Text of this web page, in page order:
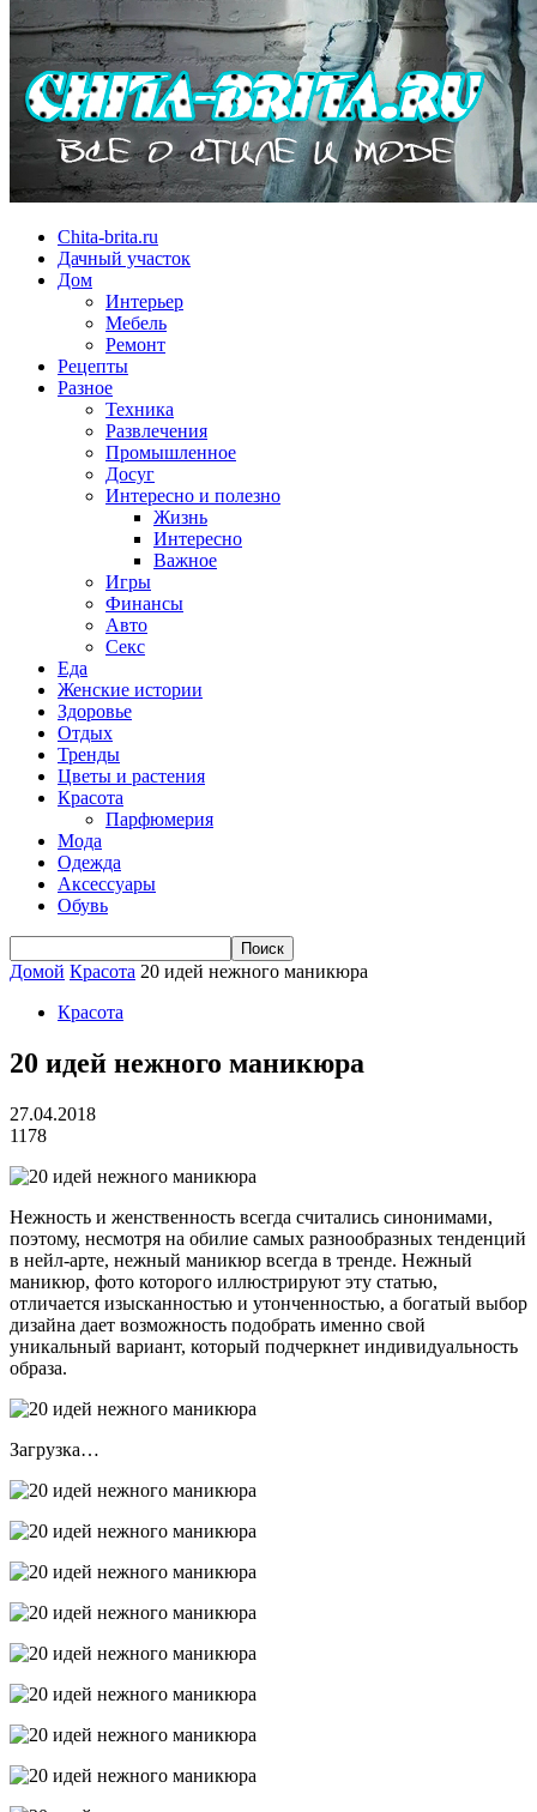
Chita-brita.ru
Дачный участок
Дом
Интерьер
Мебель
Ремонт
Рецепты
Разное
Техника
Развлечения
Промышленное
Досуг
Интересно и полезно
Жизнь
Интересно
Важное
Игры
Финансы
Авто
Секс
Еда
Женские истории
Здоровье
Отдых
Тренды
Цветы и растения
Красота
Парфюмерия
Мода
Одежда
Аксессуары
Обувь
Домой Красота 20 идей нежного маникюра
Красота
20 идей нежного маникюра
27.04.2018
1178
Нежность и женственность всегда считались синонимами,
поэтому, несмотря на обилие самых разнообразных тенденций
в нейл-арте, нежный маникюр всегда в тренде. Нежный
маникюр, фото которого иллюстрируют эту статью,
отличается изысканностью и утонченностью, а богатый выбор
дизайна дает возможность подобрать именно свой
уникальный вариант, который подчеркнет индивидуальность
образа.
Загрузка…